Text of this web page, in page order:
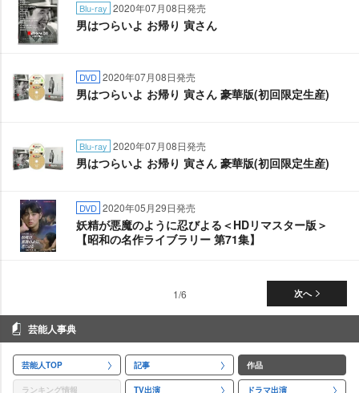
Blu-ray 2020年07月08日発売
男はつらいよ お帰り 寅さん
DVD 2020年07月08日発売
男はつらいよ お帰り 寅さん 豪華版(初回限定生産)
Blu-ray 2020年07月08日発売
男はつらいよ お帰り 寅さん 豪華版(初回限定生産)
DVD 2020年05月29日発売
妖精が悪魔のように忍びよる＜HDリマスター版＞
【昭和の名作ライブラリー 第71集】
次へ
1/6
芸能人事典
芸能人TOP 記事 作品
ランキング情報 TV出演 ドラマ出演